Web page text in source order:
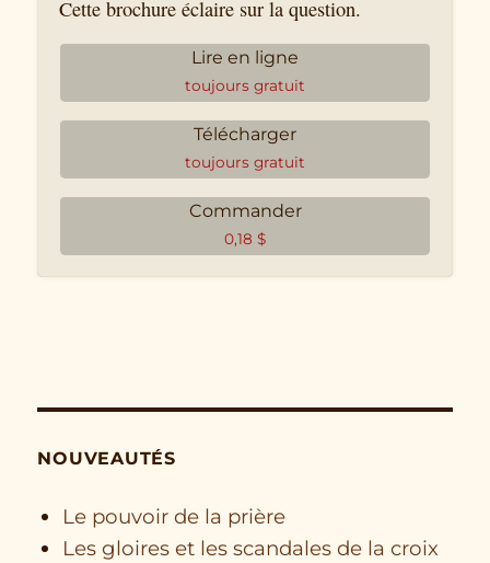
Cette brochure éclaire sur la question.
Lire en ligne
toujours gratuit
Télécharger
toujours gratuit
Commander
0,18 $
NOUVEAUTÉS
Le pouvoir de la prière
Les gloires et les scandales de la croix